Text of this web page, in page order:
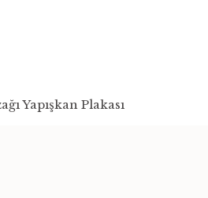
Yapışkan Plakası